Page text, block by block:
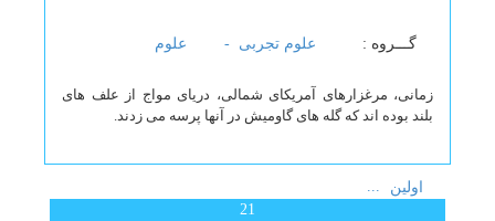
گـــروه : علوم تجربی - علوم
زمانی، مرغزارهای آمریکای شمالی، دریای مواج از علف های
بلند بوده اند که گله های گاومیش در آنها پرسه می زدند.
اولین
...
21